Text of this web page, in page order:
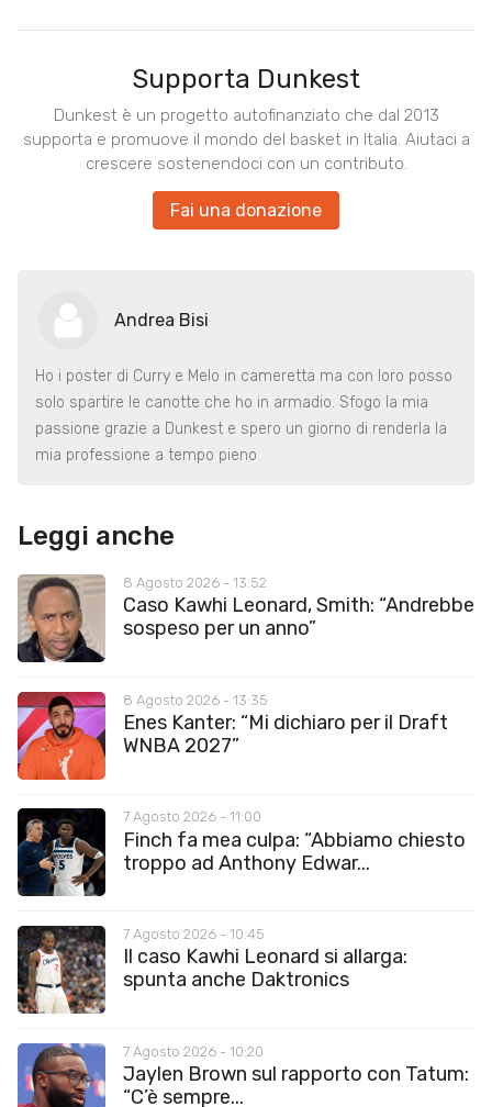
Supporta Dunkest
Dunkest è un progetto autofinanziato che dal 2013
supporta e promuove il mondo del basket in Italia. Aiutaci a
crescere sostenendoci con un contributo.
Fai una donazione
Andrea Bisi
Ho i poster di Curry e Melo in cameretta ma con loro posso
solo spartire le canotte che ho in armadio. Sfogo la mia
passione grazie a Dunkest e spero un giorno di renderla la
mia professione a tempo pieno
Leggi anche
8 Agosto 2026 - 13:52
Caso Kawhi Leonard, Smith: “Andrebbe
sospeso per un anno”
8 Agosto 2026 - 13:35
Enes Kanter: “Mi dichiaro per il Draft
WNBA 2027”
7 Agosto 2026 - 11:00
Finch fa mea culpa: “Abbiamo chiesto
troppo ad Anthony Edwar...
7 Agosto 2026 - 10:45
Il caso Kawhi Leonard si allarga:
spunta anche Daktronics
7 Agosto 2026 - 10:20
Jaylen Brown sul rapporto con Tatum:
“C’è sempre...